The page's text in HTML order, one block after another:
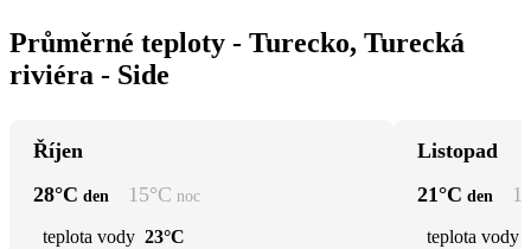
Průměrné teploty - Turecko, Turecká
riviéra - Side
Říjen
28°C den 15°C noc
teplota vody 23°C
Listopad
21°C den 11
teplota vody